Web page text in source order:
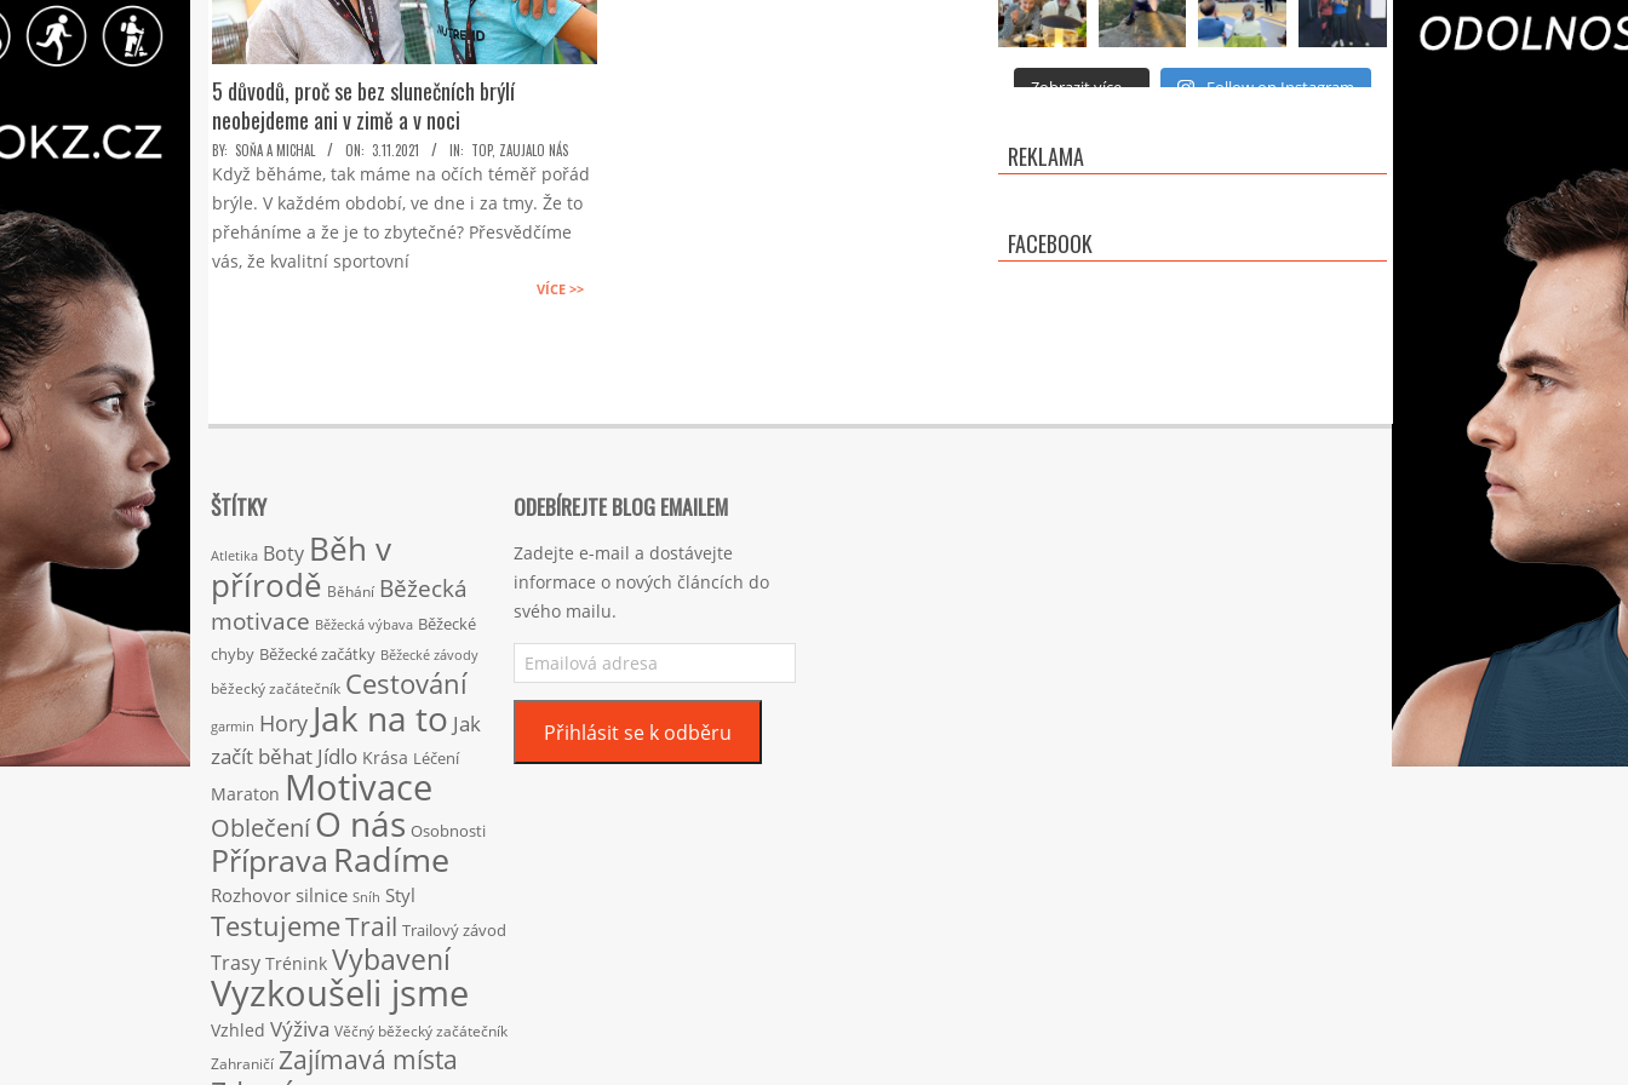
5 důvodů, proč se bez slunečních brýlí
neobejdeme ani v zimě a v noci
2021-
11-
03
BY: SOŇA A MICHAL ON: 3.11.2021 IN: TOP, ZAUJALO NÁS
Když běháme, tak máme na očích téměř pořád
brýle. V každém období, ve dne i za tmy. Že to
přeháníme a že je to zbytečné? Přesvědčíme
vás, že kvalitní sportovní
VÍCE >>
Zobrazit více... Follow on Instagram
REKLAMA
FACEBOOK
ŠTÍTKY
Atletika Boty Běh v
přírodě Běhání Běžecká
motivace Běžecká výbava Běžecké
chyby Běžecké začátky Běžecké závody
běžecký začátečník Cestování
garmin Hory Jak na to Jak
začít běhat Jídlo Krása Léčení
Maraton Motivace
OblečeníO nás Osobnosti
Příprava Radíme
Rozhovor silnice Sníh Styl
TestujemeTrail Trailový závod
Trasy Trénink Vybavení
Vyzkoušeli jsme
Vzhled Výživa Věčný běžecký začátečník
Zahraničí Zajímavá místa
ODEBÍREJTE BLOG EMAILEM
Zadejte e-mail a dostávejte
informace o nových článcích do
svého mailu.
Emailová
adresa
Přihlásit se k odběru